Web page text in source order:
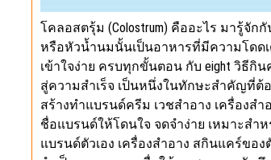
โคลอสตรุ้ม (Colostrum) คืออะไร มารู้จัก
หรือหัวน้ำนมนั้นเป็นอาหารที่มีความโดด
เข้าใจง่าย ครบทุกขั้นตอน กับ eight วิธีกิน
สู่ความสำเร็จ เป็นหนึ่งในทักษะสำคัญที่ต้
สร้างทำแบรนด์ครีม เวชสำอาง เครื่องส
ชื่อแบรนด์ให้โดนใจ จดจำง่าย เหมาะส
แบรนด์ตัวเอง เครื่องสำอาง สกินแคร์ขอ